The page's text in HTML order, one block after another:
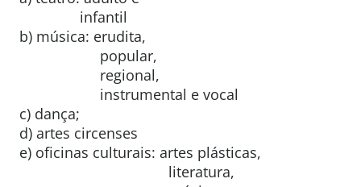
infantil
b) música: erudita,
popular,
regional,
instrumental e vocal
c) dança;
d) artes circenses
e) oficinas culturais: artes plásticas,
literatura,